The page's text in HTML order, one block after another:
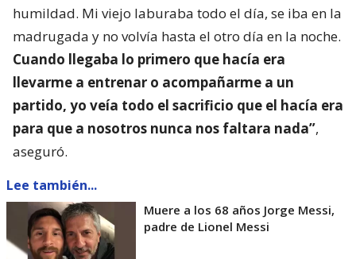
humildad. Mi viejo laburaba todo el día, se iba en la
madrugada y no volvía hasta el otro día en la noche.
Cuando llegaba lo primero que hacía era
llevarme a entrenar o acompañarme a un
partido, yo veía todo el sacrificio que el hacía era
para que a nosotros nunca nos faltara nada”,
aseguró.
Lee también...
Muere a los 68 años Jorge Messi,
padre de Lionel Messi